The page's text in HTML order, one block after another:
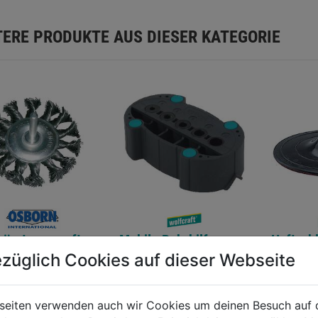
PRODUKTE AUS DIESER KATEGORIE
gezopft
Schaft 6mm
0,50mm
Mobile Bohrhilfe
Accumobil
0.0
125mm
0.0
Cookies auf dieser Webseite
verwenden auch wir Cookies um deinen Besuch auf